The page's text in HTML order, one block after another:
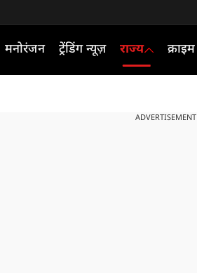
मनोरंजन ट्रेंडिंग न्यूज़ राज्य क्राइम
ADVERTISEMENT